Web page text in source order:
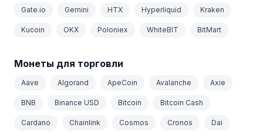
Gate.io Gemini HTX Hyperliquid Kraken
Kucoin OKX Poloniex WhiteBIT BitMart
Монеты для торговли
Aave Algorand ApeCoin Avalanche Axie
BNB Binance USD Bitcoin Bitcoin Cash
Cardano Chainlink Cosmos Cronos Dai